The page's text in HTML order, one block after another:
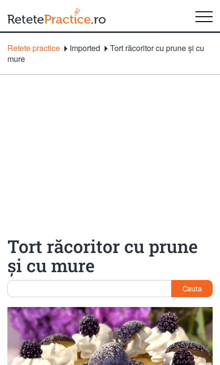
Retete practice Imported
Tort răcoritor cu prune şi cu
mure
Tort răcoritor cu prune
şi cu mure
Cauta